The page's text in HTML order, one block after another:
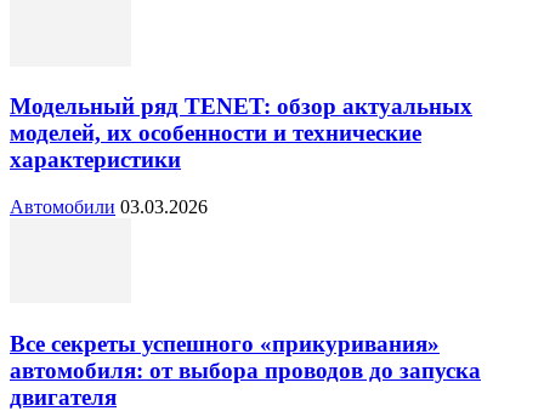
Модельный ряд TENET: обзор актуальных
моделей, их особенности и технические
характеристики
Автомобили 03.03.2026
Все секреты успешного «прикуривания»
автомобиля: от выбора проводов до запуска
двигателя